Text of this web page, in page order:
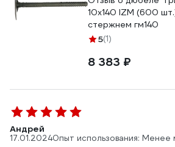
10х140 IZM (600
стержнем гм140
5(1)
8 383 ₽
Андрей
17.01.2024Опыт использования: Менее